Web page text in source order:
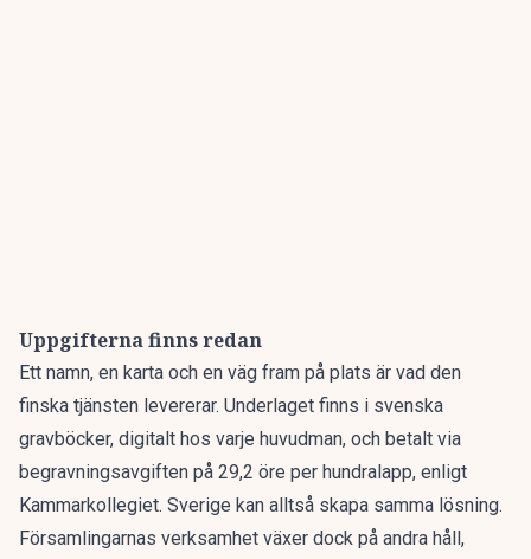
Uppgifterna finns redan
Ett namn, en karta och en väg fram på plats är vad den
finska tjänsten levererar. Underlaget finns i svenska
gravböcker, digitalt hos varje huvudman, och betalt via
begravningsavgiften på 29,2 öre per hundralapp, enligt
Kammarkollegiet. Sverige kan alltså skapa samma lösning.
Församlingarnas verksamhet växer dock på andra håll,